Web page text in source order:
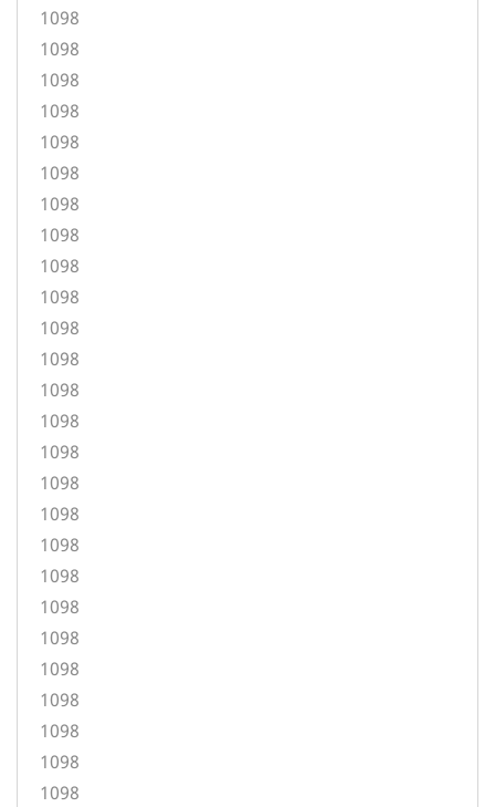
1098
1098
1098
1098
1098
1098
1098
1098
1098
1098
1098
1098
1098
1098
1098
1098
1098
1098
1098
1098
1098
1098
1098
1098
1098
1098